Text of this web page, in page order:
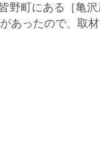
野町にある［亀
あったので、取